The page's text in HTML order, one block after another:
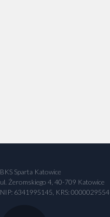
BKS Sparta Katowice
ul. Żeromskiego 4, 40-709 Katowice
NIP: 6341995145, KRS: 0000029554